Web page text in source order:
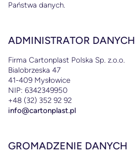
Państwa danych.
ADMINISTRATOR DANYCH
Firma Cartonplast Polska Sp. z.o.o.
Bialobrzeska 47
41-409 Mysłowice
NIP: 6342349950
+48 (32) 352 92 92
info@cartonplast.pl
GROMADZENIE DANYCH